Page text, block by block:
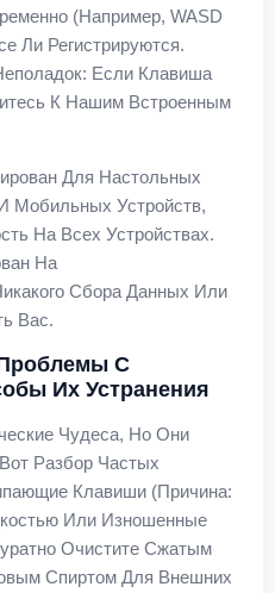
(например, WASD
Ли Регистрируются.
Если Клавиша
К Нашим Встроенным
Для Настольных
Мобильных Устройств,
На Всех Устройствах.
На
Сбора Данных Или
Вас.
С
Их Устранения
Чудеса, Но Они
Разбор Частых
Клавиши (Причина:
Или Изношенные
Очистите Сжатым
Спиртом Для Внешних